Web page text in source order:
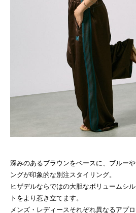
深みのあるブラウンをベースに、ブルー
ングが印象的な別注スタイリング。
ヒザデルならではの大胆なボリュームシ
トをより惹き立てます。
メンズ・レディースそれぞれ異なるアプ